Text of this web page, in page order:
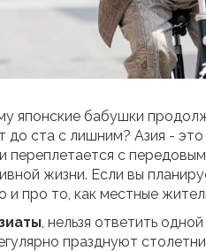
японские бабушки
ста с лишним? Азия - это
переплетается с
жизни. Если вы
и про то, как местные
, нельзя ответить
празднуют